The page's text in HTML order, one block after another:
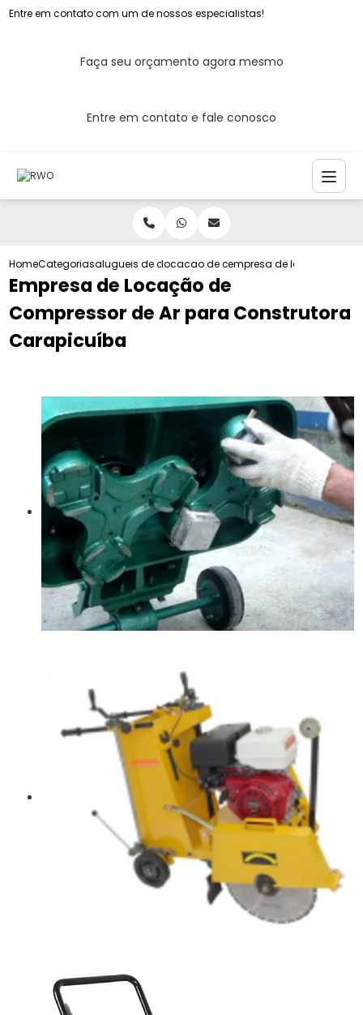
Entre em contato com um de nossos especialistas!
Faça seu orçamento agora mesmo
Entre em contato e fale conosco
HomeCategoriasalugueis de compressores de ar
locacao de compressor de ar para
empresa de locacao de
Empresa de Locação de
Compressor de Ar para Construtora
Carapicuíba